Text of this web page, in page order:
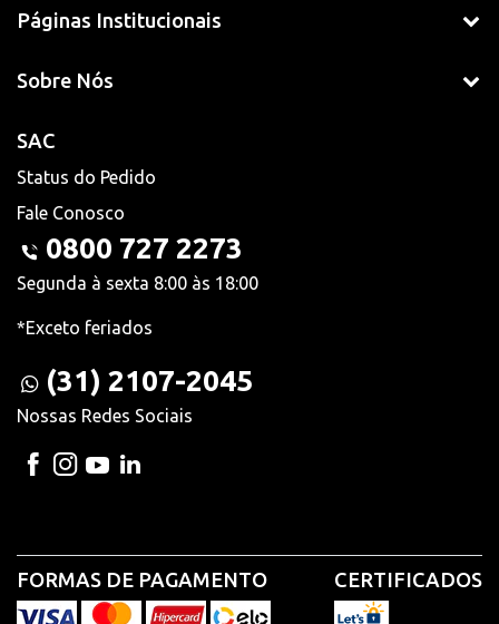
Páginas Institucionais
Sobre Nós
SAC
Status do Pedido
Fale Conosco
0800 727 2273
Segunda à sexta 8:00 às 18:00
*Exceto feriados
(31) 2107-2045
Nossas Redes Sociais
FORMAS DE PAGAMENTO CERTIFICADOS